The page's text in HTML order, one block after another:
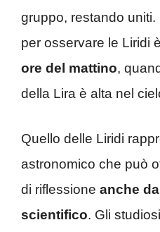
gruppo, restando
per osservare le Liridi è
ore del mattino,
della Lira è alta nel
Quello delle Liridi
astronomico che può
di riflessione anche
scientifico. Gli